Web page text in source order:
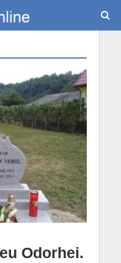
Odorhei.